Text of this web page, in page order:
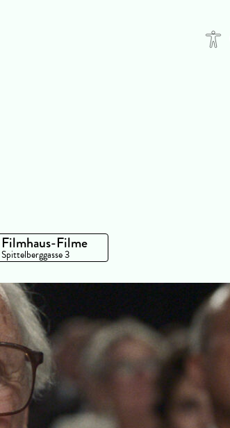
Filmhaus-Filme
Spittelberggasse 3